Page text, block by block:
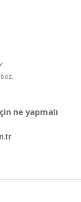
boz.
ne yapmalı